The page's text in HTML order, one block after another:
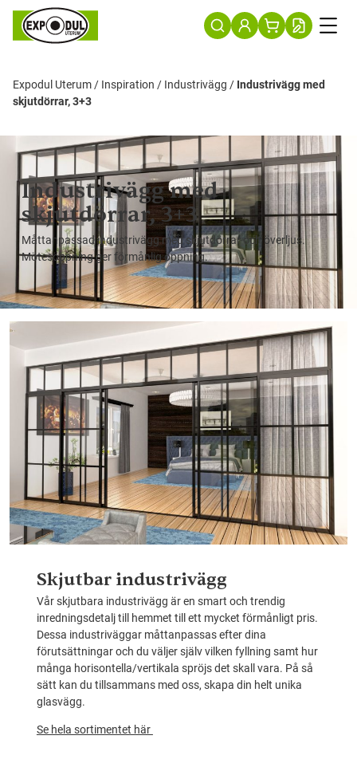
Expodul Uterum/ Inspiration / Industrivägg / Industrivägg med
skjutdörrar, 3+3
Industrivägg med
skjutdörrar, 3+3
Måttanpassad industrivägg med skjutdörrar och överljus.
Mötesöppning ger förmånlig öppning.
Skjutbar industrivägg
Vår skjutbara industrivägg är en smart och trendig
inredningsdetalj till hemmet till ett mycket förmånligt pris.
Dessa industriväggar måttanpassas efter dina
förutsättningar och du väljer själv vilken fyllning samt hur
många horisontella/vertikala spröjs det skall vara. På så
sätt kan du tillsammans med oss, skapa din helt unika
glasvägg.
Se hela sortimentet här